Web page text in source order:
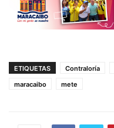
ETIQUETAS Contraloría
maracaibo
mete